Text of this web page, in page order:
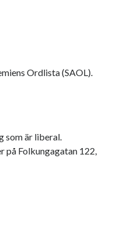
Ordlista (SAOL).
som är liberal.
på Folkungagatan 122,